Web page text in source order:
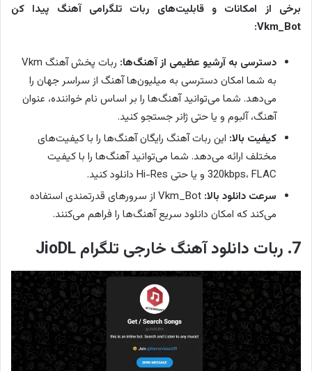
برخی از امکانات و قابلیت‌های ربات تلگرامی آهنگ پیدا کن
Vkm_Bot:
دسترسی به آرشیو عظیمی از آهنگ‌ها:
ربات پخش آهنگ Vkm
به شما امکان دسترسی به میلیون‌ها آهنگ از سراسر جهان را
می‌دهد. شما می‌توانید آهنگ‌ها را بر اساس نام خواننده، عنوان
آهنگ، آلبوم و یا حتی ژانر جستجو کنید.
کیفیت بالا: این ربات آهنگ رایگان آهنگ‌ها را با کیفیت‌های
مختلف ارائه می‌دهد. شما می‌توانید آهنگ‌ها را با کیفیت
320kbps، FLAC و یا حتی Hi-Res دانلود کنید.
سرعت دانلود بالا:
Vkm_Bot از سرورهای قدرتمندی استفاده
می‌کند که امکان دانلود سریع آهنگ‌ها را فراهم می‌کنند.
7. ربات دانلود آهنگ خارجی تلگرام JioDL